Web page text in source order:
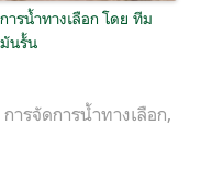
ารนํ้าทางเลือก โดย ทีม
นรั้น
การจัดการน้ำทางเลือก,